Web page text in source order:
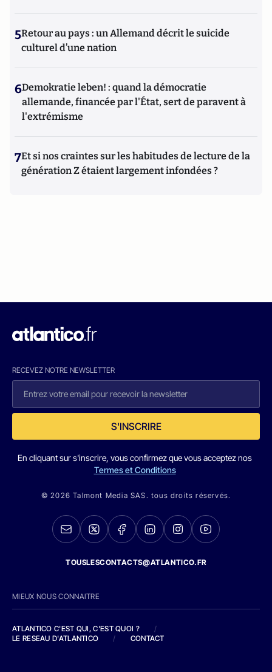
5Retour au pays : un Allemand décrit le suicide
culturel d’une nation
6Demokratie leben! : quand la démocratie
allemande, financée par l'État, sert de paravent à
l'extrémisme
7Et si nos craintes sur les habitudes de lecture de la
génération Z étaient largement infondées ?
RECEVEZ NOTRE NEWSLETTER
S'INSCRIRE
En cliquant sur s'inscrire, vous confirmez que vous acceptez nos
Termes et Conditions
© 2026 Talmont Media SAS. tous droits réservés.
TOUSLESCONTACTS@ATLANTICO.FR
MIEUX NOUS CONNAITRE
ATLANTICO C'EST QUI, C'EST QUOI ?
/
LE RESEAU D'ATLANTICO
/ CONTACT